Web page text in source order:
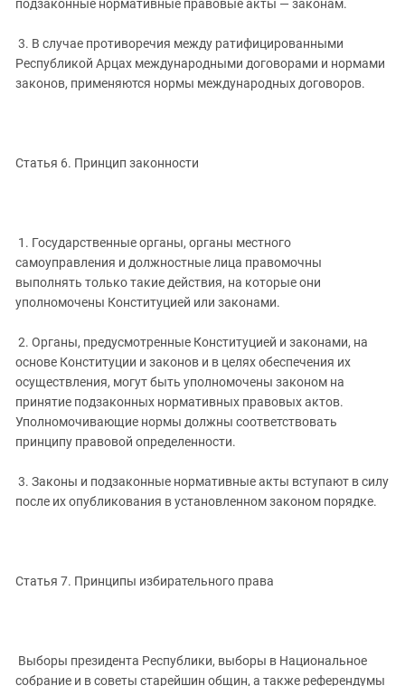
подзаконные нормативные правовые акты — законам.
3. В случае противоречия между ратифицированными
Республикой Арцах международными договорами и нормами
законов, применяются нормы международных договоров.
Статья 6. Принцип законности
1. Государственные органы, органы местного
самоуправления и должностные лица правомочны
выполнять только такие действия, на которые они
уполномочены Конституцией или законами.
2. Органы, предусмотренные Конституцией и законами, на
основе Конституции и законов и в целях обеспечения их
осуществления, могут быть уполномочены законом на
принятие подзаконных нормативных правовых актов.
Уполномочивающие нормы должны соответствовать
принципу правовой определенности.
3. Законы и подзаконные нормативные акты вступают в силу
после их опубликования в установленном законом порядке.
Статья 7. Принципы избирательного права
Выборы президента Республики, выборы в Национальное
собрание и в советы старейшин общин, а также референдумы